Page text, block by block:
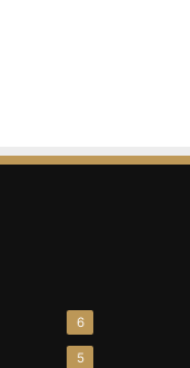
6
5